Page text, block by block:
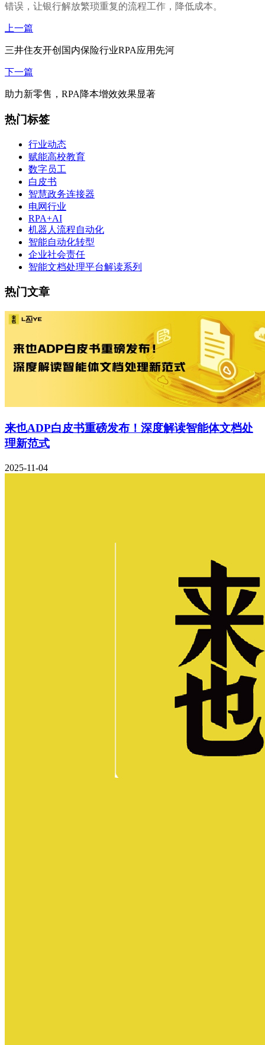
错误，让银行解放繁琐重复的流程工作，降低成本。
上一篇
三井住友开创国内保险行业RPA应用先河
下一篇
助力新零售，RPA降本增效效果显著
热门标签
行业动态
赋能高校教育
数字员工
白皮书
智慧政务连接器
电网行业
RPA+AI
机器人流程自动化
智能自动化转型
企业社会责任
智能文档处理平台解读系列
热门文章
来也ADP白皮书重磅发布！深度解读智能体文档处
理新范式
2025-11-04